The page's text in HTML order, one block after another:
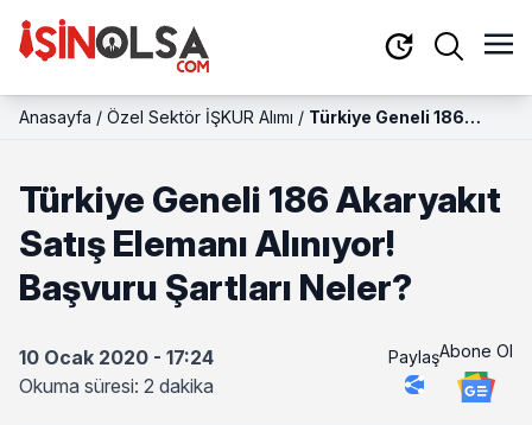
Anasayfa / Özel Sektör İŞKUR Alımı / Türkiye Geneli 186
Şartları Neler?
Türkiye Geneli 186 Akaryakıt
Satış Elemanı Alınıyor!
Başvuru Şartları Neler?
10 Ocak 2020 - 17:24
Okuma süresi: 2 dakika
PaylaşAbone Ol